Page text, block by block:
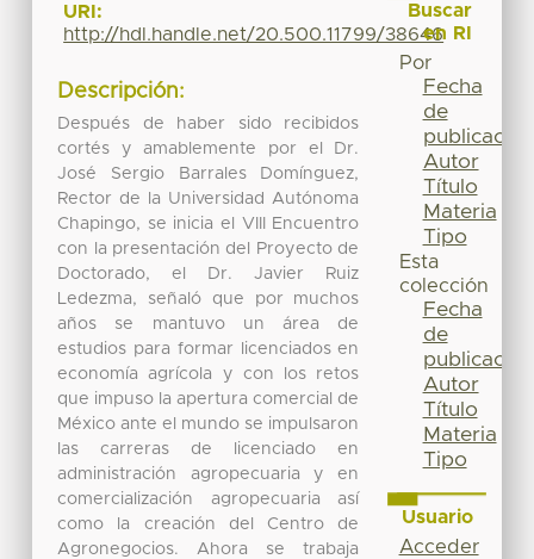
URI:
http://hdl.handle.net/20.500.11799/38646
Descripción:
Después de haber sido recibidos
cortés y amablemente por el Dr.
José Sergio Barrales Domínguez,
Rector de la Universidad Autónoma
Chapingo, se inicia el VIII Encuentro
con la presentación del Proyecto de
Doctorado, el Dr. Javier Ruiz
Ledezma, señaló que por muchos
años se mantuvo un área de
estudios para formar licenciados en
economía agrícola y con los retos
que impuso la apertura comercial de
México ante el mundo se impulsaron
las carreras de licenciado en
administración agropecuaria y en
comercialización agropecuaria así
como la creación del Centro de
Agronegocios. Ahora se trabaja
Buscar
en RI
Por
Fecha
de
publicación
Autor
Título
Materia
Tipo
Esta
colección
Fecha
de
publicación
Autor
Título
Materia
Tipo
Usuario
Acceder